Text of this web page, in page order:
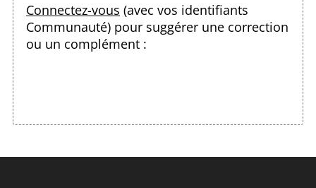
Connectez-vous (avec vos identifiants
Communauté) pour suggérer une correction
ou un complément :